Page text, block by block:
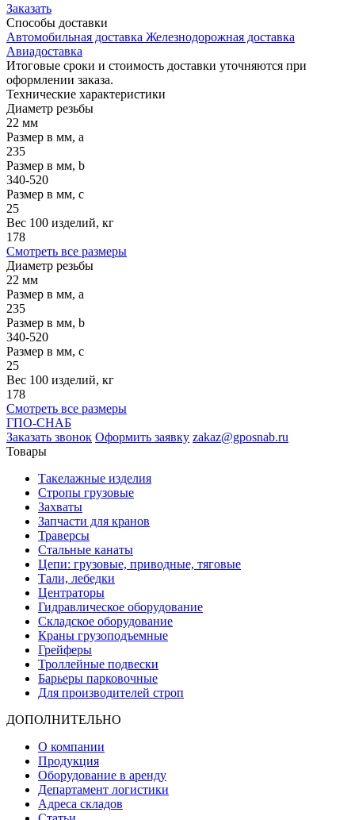
Заказать
Способы доставки
Автомобильная доставка Железнодорожная доставка
Авиадоставка
Итоговые сроки и стоимость доставки уточняются при
оформлении заказа.
Технические характеристики
Диаметр резьбы
22 мм
Размер в мм, a
235
Размер в мм, b
340-520
Размер в мм, c
25
Вес 100 изделий, кг
178
Смотреть все размеры
Диаметр резьбы
22 мм
Размер в мм, a
235
Размер в мм, b
340-520
Размер в мм, c
25
Вес 100 изделий, кг
178
Смотреть все размеры
ГПО-СНАБ
Заказать звонок Оформить заявку zakaz@gposnab.ru
Товары
Такелажные изделия
Стропы грузовые
Захваты
Запчасти для кранов
Траверсы
Стальные канаты
Цепи: грузовые, приводные, тяговые
Тали, лебедки
Центраторы
Гидравлическое оборудование
Складское оборудование
Краны грузоподъемные
Грейферы
Троллейные подвески
Барьеры парковочные
Для производителей строп
ДОПОЛНИТЕЛЬНО
О компании
Продукция
Оборудование в аренду
Департамент логистики
Адреса складов